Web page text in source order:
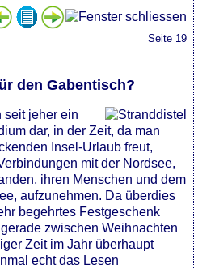
Seite 19
den Gabentisch?
seit jeher ein
dar, in der Zeit, da man
Insel-Urlaub freut,
mit der Nordsee,
ihren Menschen und dem
aufzunehmen. Da überdies
begehrtes Festgeschenk
zwischen Weihnachten
Zeit im Jahr überhaupt
echt das Lesen